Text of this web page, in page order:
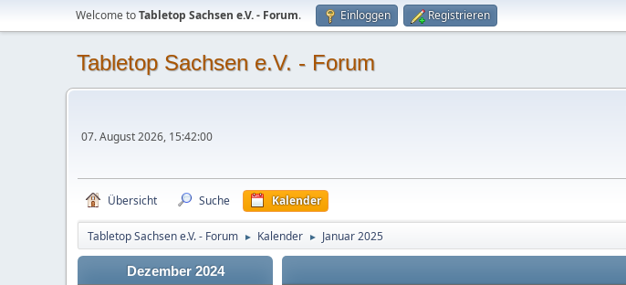
Welcome toTabletop Sachsen e.V. - Forum. Einloggen Registrieren
Tabletop Sachsen e.V. - Forum
07. August 2026, 15:42:00
Übersicht Suche Kalender
Tabletop Sachsen e.V. - Forum ► Kalender ► Januar 2025
Dezember 2024